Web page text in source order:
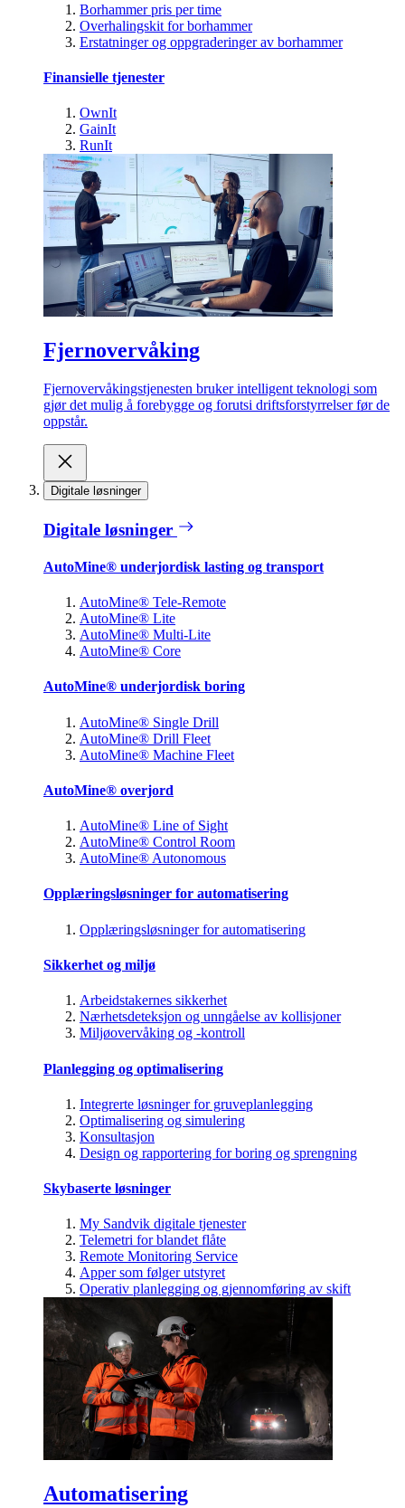
Borhammer pris per time
Overhalingskit for borhammer
Erstatninger og oppgraderinger av borhammer
Finansielle tjenester
OwnIt
GainIt
RunIt
Fjernovervåking
Fjernovervåkingstjenesten bruker intelligent teknologi som
gjør det mulig å forebygge og forutsi driftsforstyrrelser før de
oppstår.
Digitale løsninger
Digitale løsninger
AutoMine® underjordisk lasting og transport
AutoMine® Tele-Remote
AutoMine® Lite
AutoMine® Multi-Lite
AutoMine® Core
AutoMine® underjordisk boring
AutoMine® Single Drill
AutoMine® Drill Fleet
AutoMine® Machine Fleet
AutoMine® overjord
AutoMine® Line of Sight
AutoMine® Control Room
AutoMine® Autonomous
Opplæringsløsninger for automatisering
Opplæringsløsninger for automatisering
Sikkerhet og miljø
Arbeidstakernes sikkerhet
Nærhetsdeteksjon og unngåelse av kollisjoner
Miljøovervåking og -kontroll
Planlegging og optimalisering
Integrerte løsninger for gruveplanlegging
Optimalisering og simulering
Konsultasjon
Design og rapportering for boring og sprengning
Skybaserte løsninger
My Sandvik digitale tjenester
Telemetri for blandet flåte
Remote Monitoring Service
Apper som følger utstyret
Operativ planlegging og gjennomføring av skift
Automatisering